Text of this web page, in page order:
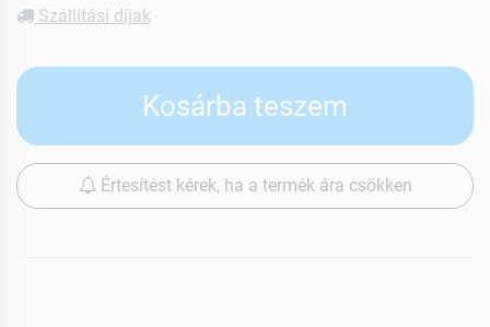
Szállítási díjak
Kosárba teszem
Értesítést kérek, ha a termék ára csökken